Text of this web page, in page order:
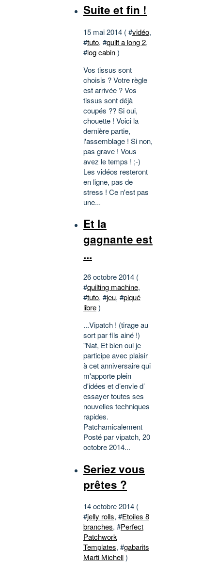
Suite et fin !
15 mai 2014 ( #vidéo,
#tuto, #quilt a long 2,
#log cabin)
Vos tissus sont
choisis ? Votre règle
est arrivée ? Vos
tissus sont déjà
coupés ?? Si oui,
chouette ! Voici la
dernière partie,
l'assemblage ! Si non,
pas grave ! Vous
avez le temps ! ;-)
Les vidéos resteront
en ligne, pas de
stress ! Ce n'est pas
une...
Et la
gagnante est
...
26 octobre 2014 (
#quilting machine,
#tuto, #jeu, #piqué
libre)
...Vipatch ! (tirage au
sort par fils ainé !)
"Nat, Et bien oui je
participe avec plaisir
à cet anniversaire qui
m'apporte plein
d'idées et d’envie d’
essayer toutes ses
nouvelles techniques
rapides.
Patchamicalement
Posté par vipatch, 20
octobre 2014...
Seriez vous
prêtes ?
14 octobre 2014 (
#jelly rolls, #Etoiles 8
branches, #Perfect
Patchwork
Templates, #gabarits
Marti Michell)